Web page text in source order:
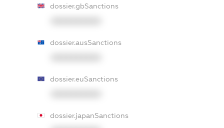
dossier.gbSanctions
dossier.ausSanctions
dossier.euSanctions
dossier.japanSanctions